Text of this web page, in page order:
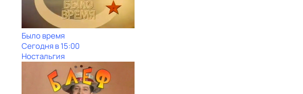
Было время
Сегодня в 15:00
Ностальгия